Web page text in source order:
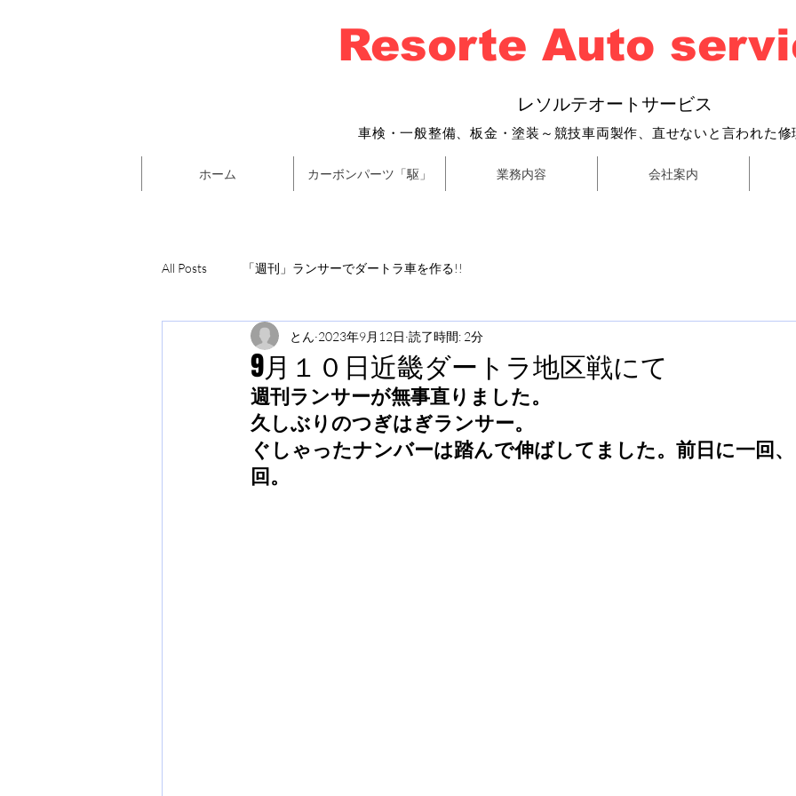
Resorte Auto
レソルテオートサービス
車検・一般整備、 板金・塗装～ 競技車両製作、直せないと言われた修
ホーム カーボンパーツ「駆」 業務内容 会社案内
All Posts 「週刊」ランサーでダートラ車を作る!!
9月１０日近畿ダートラ地区戦にて
とん 2023年9月12日 読了時間: 2分
週刊ランサーが無事直りました。
久しぶりのつぎはぎランサー。
ぐしゃったナンバーは踏んで伸ばしてました。前日に一回
回。